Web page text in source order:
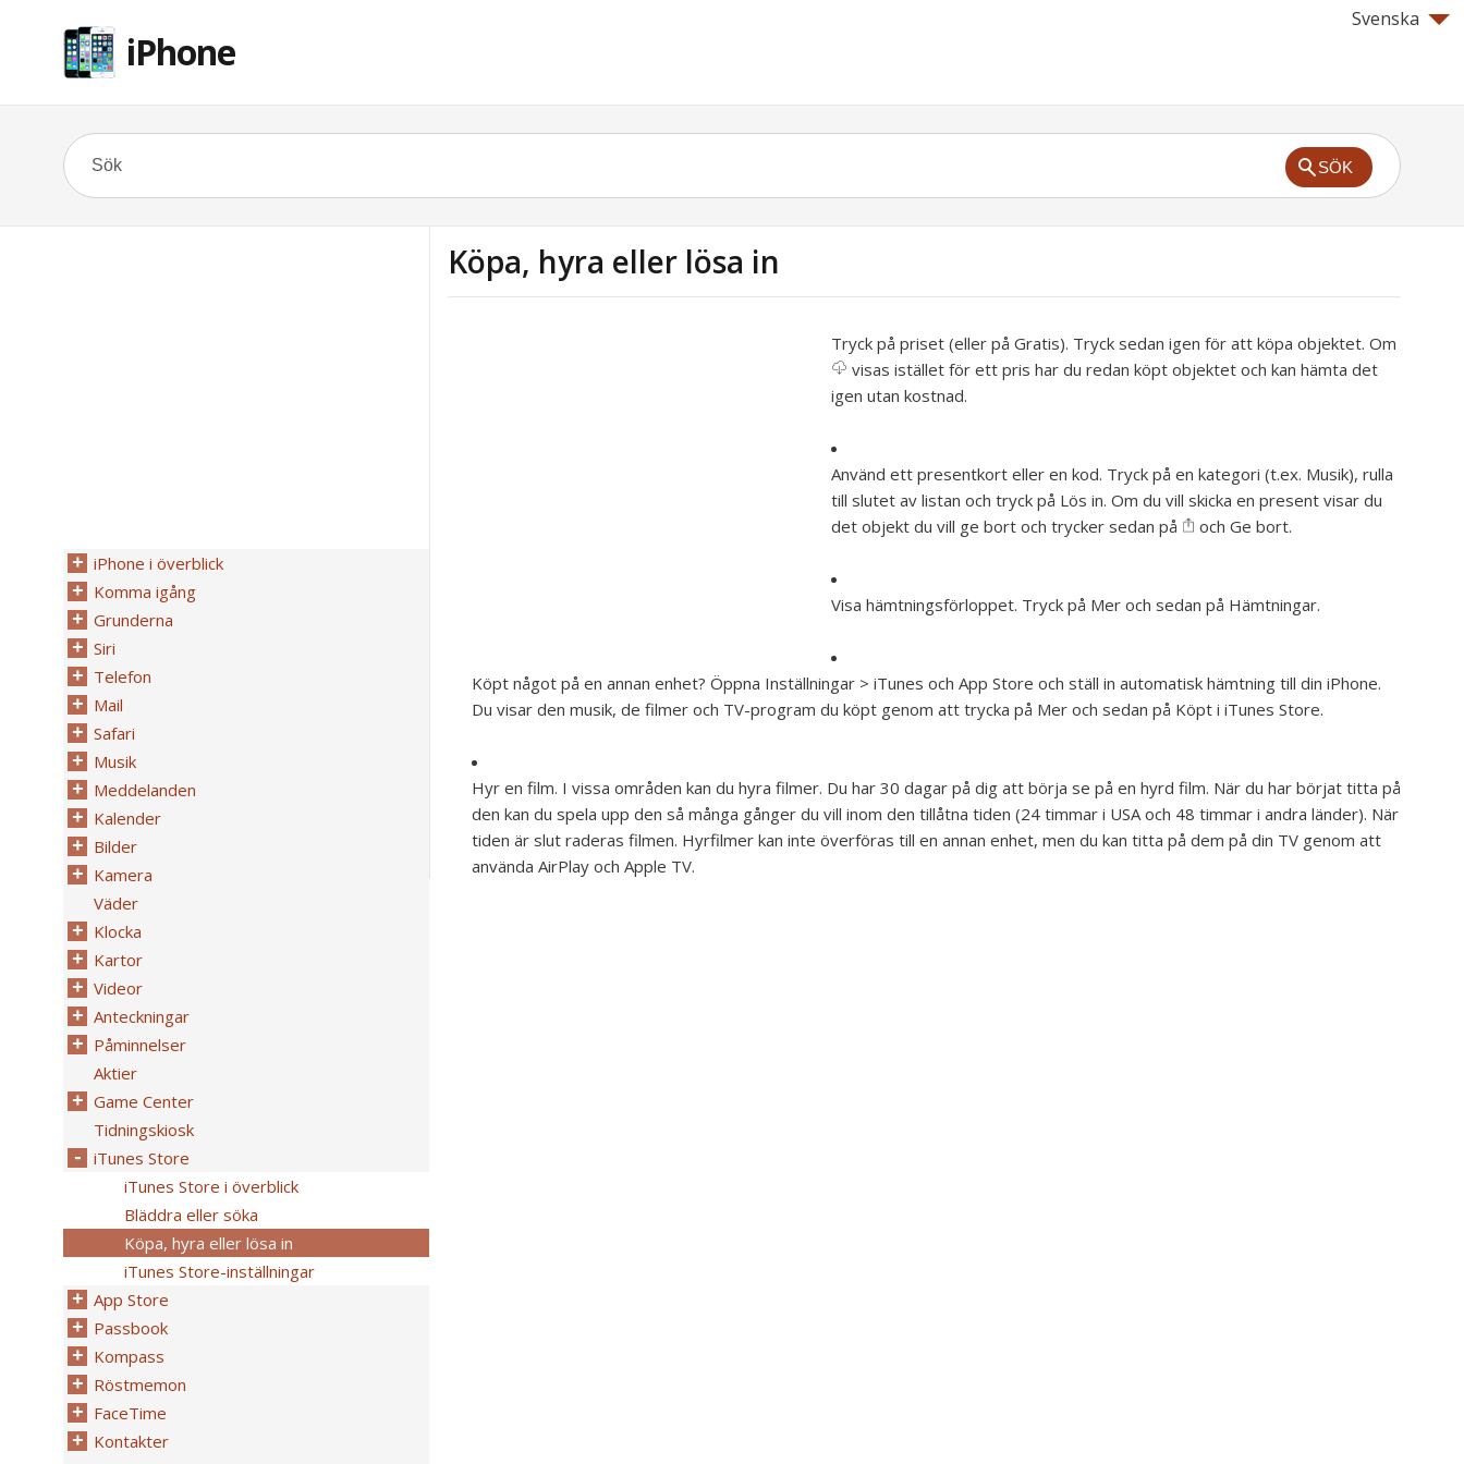
Svenska
iPhone
SÖK
Köpa, hyra eller lösa in
Tryck på priset (eller på Gratis). Tryck sedan igen för att köpa objektet. Om
visas istället för ett pris har du redan köpt objektet och kan hämta det
igen utan kostnad.
Använd ett presentkort eller en kod. Tryck på en kategori (t.ex. Musik), rulla
till slutet av listan och tryck på Lös in. Om du vill skicka en present visar du
det objekt du vill ge bort och trycker sedan på
och Ge bort.
Visa hämtningsförloppet. Tryck på Mer och sedan på Hämtningar.
Köpt något på en annan enhet? Öppna Inställningar > iTunes och App Store och ställ in automatisk hämtning till din iPhone.
Du visar den musik, de filmer och TV-program du köpt genom att trycka på Mer och sedan på Köpt i iTunes Store.
Hyr en film. I vissa områden kan du hyra filmer. Du har 30 dagar på dig att börja se på en hyrd film. När du har börjat titta på
den kan du spela upp den så många gånger du vill inom den tillåtna tiden (24 timmar i USA och 48 timmar i andra länder). När
tiden är slut raderas filmen. Hyrfilmer kan inte överföras till en annan enhet, men du kan titta på dem på din TV genom att
använda AirPlay och Apple TV.
iPhone i överblick
Komma igång
Grunderna
Siri
Telefon
Mail
Safari
Musik
Meddelanden
Kalender
Bilder
Kamera
Väder
Klocka
Kartor
Videor
Anteckningar
Påminnelser
Aktier
Game Center
Tidningskiosk
iTunes Store
iTunes Store i överblick
Bläddra eller söka
Köpa, hyra eller lösa in
iTunes Store-inställningar
App Store
Passbook
Kompass
Röstmemon
FaceTime
Kontakter